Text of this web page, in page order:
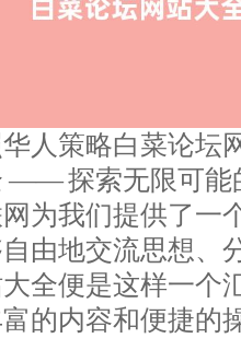
人策略白菜论坛
—— 探索无限可能
为我们提供了一
由地交流思想、
全便是这样一个
的内容和便捷的